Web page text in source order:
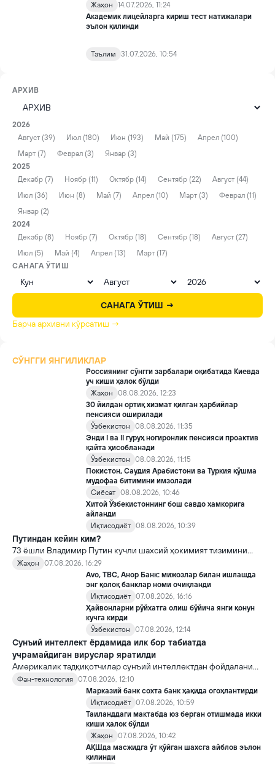
Жаҳон
14.07.2026, 11:24
Академик лицейларга кириш тест натижалари
эълон қилинди
Таълим 31.07.2026, 10:54
АРХИВ
2026
Август (39)
Июл (180) Июн (193) Май (175)
Апрел (100)
Март (7)
Феврал (3)
Январ (3)
2025
Декабр (7)
Ноябр (11) Октябр (14) Сентябр (22)
Август (44)
Июл (36)
Июн (8) Май (7) Апрел (10) Март (3)
Феврал (11)
Январ (2)
2024
Декабр (8)
Ноябр (7) Октябр (18) Сентябр (18)
Август (27)
Июл (5)
Май (4) Апрел (13)
Март (17)
САНАГА ЎТИШ
САНАГА ЎТИШ →
Барча архивни кўрсатиш →
СЎНГГИ ЯНГИЛИКЛАР
Россиянинг сўнгги зарбалари оқибатида Киевда
уч киши ҳалок бўлди
Жаҳон
08.08.2026, 12:23
30 йилдан ортиқ хизмат қилган ҳарбийлар
пенсияси оширилади
Ўзбекистон
08.08.2026, 11:35
Энди I ва II гуруҳ ногиронлик пенсияси проактив
қайта ҳисобланади
Ўзбекистон
08.08.2026, 11:15
Покистон, Саудия Арабистони ва Туркия қўшма
мудофаа битимини имзолади
Сиёсат 08.08.2026, 10:46
Хитой Ўзбекистоннинг бош савдо ҳамкорига
айланди
Иқтисодиёт 08.08.2026, 10:39
Путиндан кейин ким?
73 ёшли Владимир Путин кучли шахсий ҳокимият тизимини
яратди, аммо ундан кейин ким келиши ва ҳокимиятни
топшириш механизми ҳали ноаниқ. Таҳлилчилар фикрича, бу
Кремлда ворислик жангига олиб келиши мумкин.
Жаҳон
07.08.2026, 16:29
Avo, TBC, Анор Банк: мижозлар билан ишлашда
энг қолоқ банклар номи очиқланди
Иқтисодиёт 07.08.2026, 16:16
Ҳайвонларни рўйхатга олиш бўйича янги қонун
кучга кирди
Ўзбекистон
07.08.2026, 12:14
Сунъий интеллект ёрдамида илк бор табиатда
учрамайдиган вируслар яратилди
Америкалик тадқиқотчилар сунъий интеллектдан фойдаланиб
16 та вирус яратди. Бу кашфиёт янги ютуқларга умид уйғотиш
билан бирга, ундан нотўғри мақсадда фойдаланиш борасидаги
хавотирларни ҳам кучайтирмоқда.
Фан-технология 07.08.2026, 12:10
Марказий банк сохта банк ҳақида огоҳлантирди
Иқтисодиёт 07.08.2026, 10:59
Таиланддаги мактабда юз берган отишмада икки
киши ҳалок бўлди
Жаҳон
07.08.2026, 10:42
АҚШда масжидга ўт қўйган шахсга айблов эълон
қилинди